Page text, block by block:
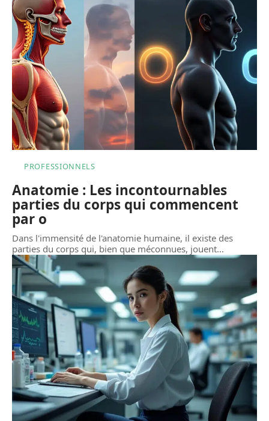
PROFESSIONNELS
Anatomie : Les incontournables
parties du corps qui commencent
par o
Dans l'immensité de l'anatomie humaine, il existe des
parties du corps qui, bien que méconnues, jouent…